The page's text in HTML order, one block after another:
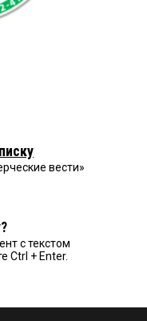
вести»
с текстом
Ctrl + Enter.